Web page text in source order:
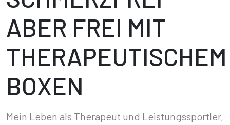
ABER FREI MIT
THERAPEUTISCHEM
BOXEN
Mein Leben als Therapeut und Leistungssportler,